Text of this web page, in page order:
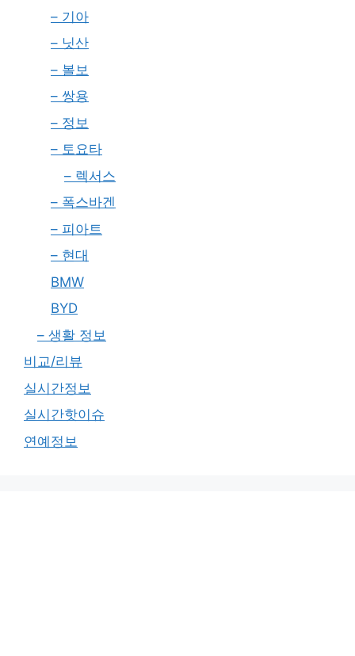
– 기아
– 닛산
– 볼보
– 쌍용
– 정보
– 토요타
– 렉서스
– 폭스바겐
– 피아트
– 현대
BMW
BYD
– 생활 정보
비교/리뷰
실시간정보
실시간핫이슈
연예정보